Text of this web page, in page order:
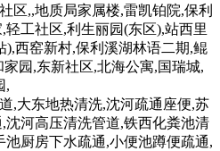
区,,地质局家属楼,雷凯铂院,保利
工社区,利生丽园(东区),站西里
),西窑新村,保利溪湖林语二期,鲲
园,东新社区,北海公寓,国瑞城,
,
,大东地热清洗,沈河疏通座便,苏
河高压清洗管道,铁西化粪池清
厨房下水疏通,小便池蹲便疏通,